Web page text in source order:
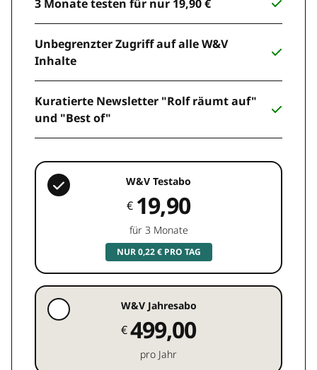
3 Monate testen für nur 19,90 €
Unbegrenzter Zugriff auf alle W&V
Inhalte
Kuratierte Newsletter "Rolf räumt auf"
und "Best of"
W&V Testabo
€ 19,90
für 3 Monate
NUR 0,22 € PRO TAG
W&V Jahresabo
€499,00
pro Jahr